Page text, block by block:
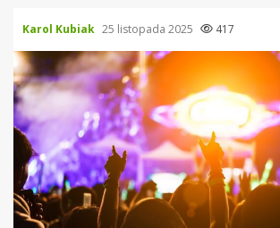
Karol Kubiak 25 listopada 2025 417